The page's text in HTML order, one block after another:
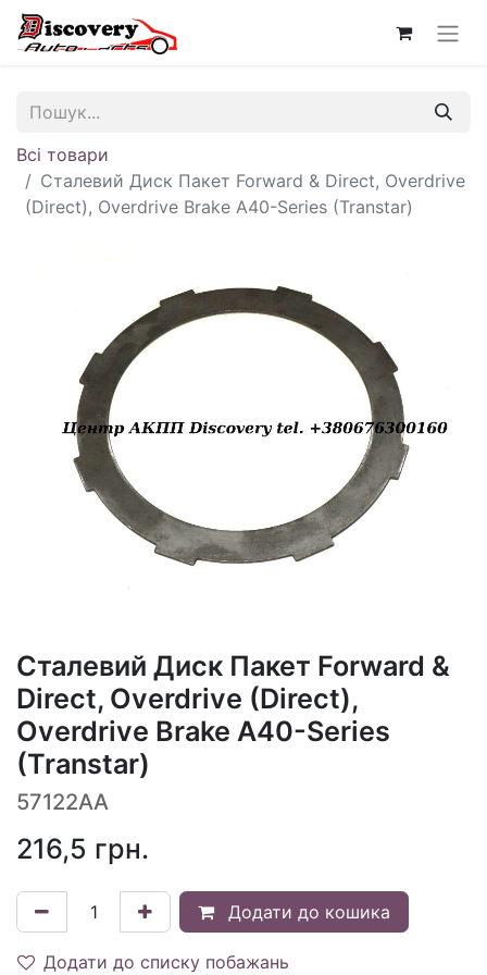
Всі товари
Сталевий Диск Пакет Forward & Direct, Overdrive
(Direct), Overdrive Brake A40-Series (Transtar)
Сталевий Диск Пакет Forward &
Direct, Overdrive (Direct),
Overdrive Brake A40-Series
(Transtar)
57122AA
216,5 грн.
Додати до кошика
Додати до списку побажань